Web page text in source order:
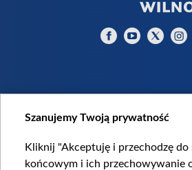
Szanujemy Twoją prywatność
Kliknij "Akceptuję i przechodzę
końcowym i ich przechowywanie